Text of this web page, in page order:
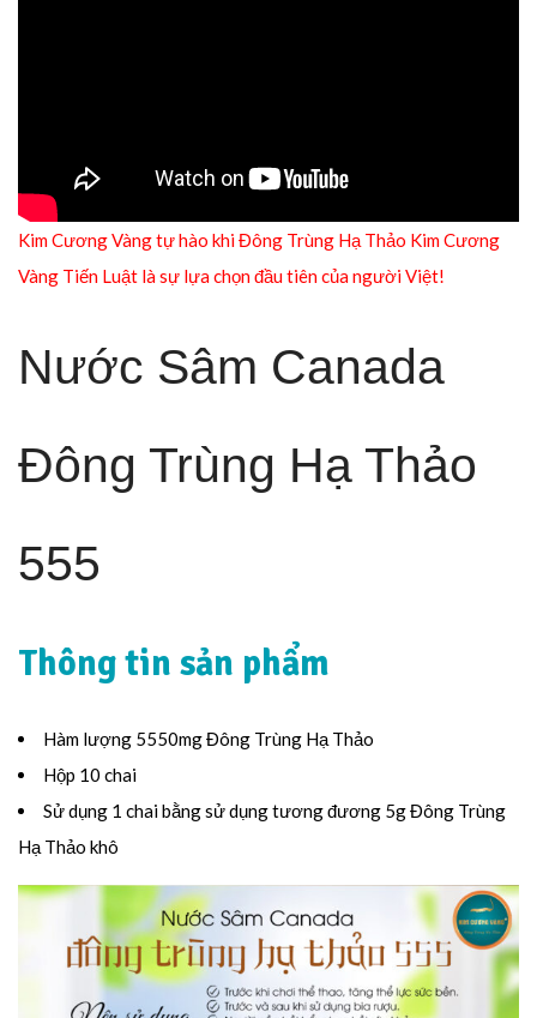
Kim Cương Vàng tự hào khi Đông Trùng Hạ Thảo Kim Cương
Vàng Tiến Luật là sự lựa chọn đầu tiên của người Việt!
Nước Sâm Canada
Đông Trùng Hạ Thảo
555
Thông tin sản phẩm
Hàm lượng 5550mg Đông Trùng Hạ Thảo
Hộp 10 chai
Sử dụng 1 chai bằng sử dụng tương đương 5g Đông Trùng
Hạ Thảo khô